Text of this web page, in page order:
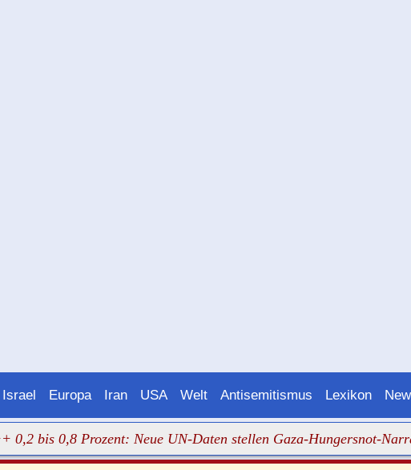
Israel Europa Iran USA Welt Antisemitismus Lexikon
0,8 Prozent: Neue UN-Daten stellen Gaza-Hungersnot-Narrativ